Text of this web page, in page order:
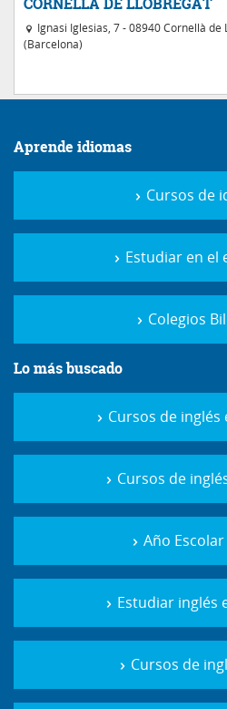
Ignasi Iglesias, 7 - 08940 Cornellà de
(Barcelona)
Aprende idiomas
Cursos de
Estudiar en el
Colegios
Lo más buscado
Cursos de
Cursos de
Año Escolar
Estudiar inglés
Cursos de